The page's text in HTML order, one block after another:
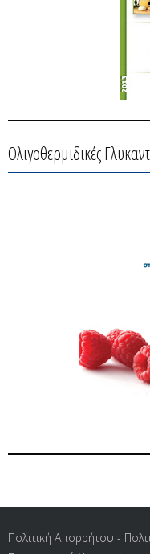
Ολιγοθερμιδικές
Πολιτική Απορρήτου -